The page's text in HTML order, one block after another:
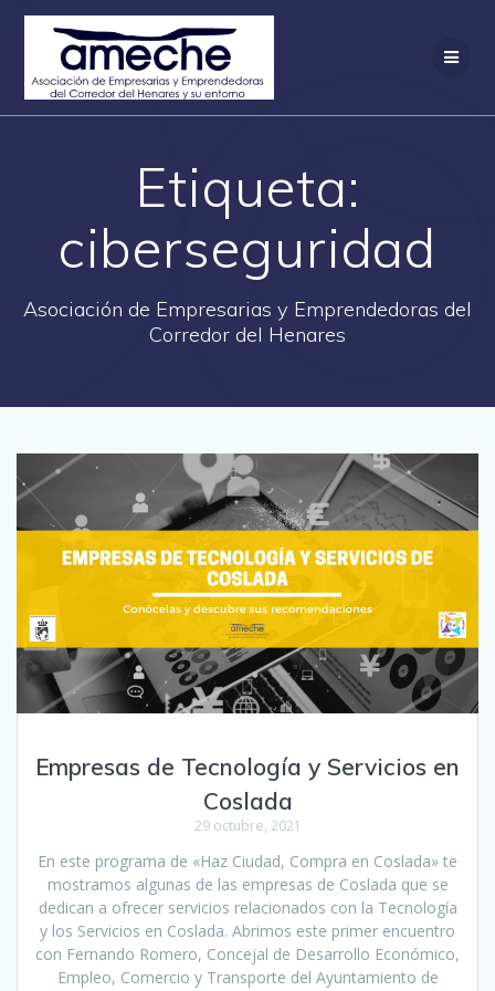
Saltar
Etiqueta:
ciberseguridad
Asociación de Empresarias y Emprendedoras del
Corredor del Henares
Empresas de Tecnología y Servicios en
Coslada
29 octubre, 2021
En este programa de «Haz Ciudad, Compra en Coslada» te
mostramos algunas de las empresas de Coslada que se
dedican a ofrecer servicios relacionados con la Tecnología
y los Servicios en Coslada. Abrimos este primer encuentro
con Fernando Romero, Concejal de Desarrollo Económico,
Empleo, Comercio y Transporte del Ayuntamiento de